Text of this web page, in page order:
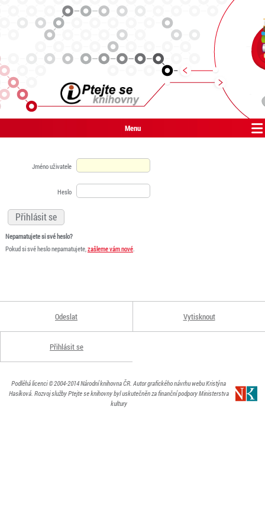
Menu
Jméno uživatele
Heslo
Nepamatujete si své heslo?
Pokud si své heslo nepamatujete,zašleme vám nové.
Odeslat Vytisknout
Přihlásit se
Podléhá licenci© 2004-2014Národní knihovna ČR. Autor grafického návrhu webu Kristýna
Hasíková. Rozvoj služby Ptejte se knihovny byl uskutečněn za finanční podpory Ministerstva
kultury